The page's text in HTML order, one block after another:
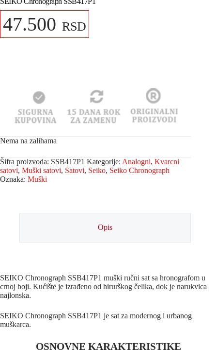
47.500 RSD
Nema na zalihama
Šifra proizvoda: SSB417P1 Kategorije: Analogni, Kvarcni
satovi, Muški satovi, Satovi, Seiko, Seiko Chronograph
Oznaka: Muški
Opis
SEIKO Chronograph SSB417P1 muški ručni sat sa hronografom u
crnoj boji. Kućište je izrađeno od hirurškog čelika, dok je narukvica
najlonska.
SEIKO Chronograph SSB417P1 je sat za modernog i urbanog
muškarca.
OSNOVNE KARAKTERISTIKE